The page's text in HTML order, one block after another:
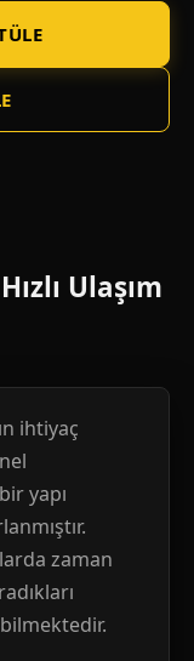
Ulaşım
ihtiyaç
yapı
zaman